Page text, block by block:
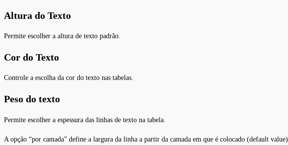
Altura do Texto
Permite escolher a altura de texto padrão.
Cor do Texto
Controle a escolha da cor do texto nas tabelas.
Peso do texto
Permite escolher a espessura das linhas de texto na tabela.
A opção “por camada” define a largura da linha a partir da camada em que é colocado (default value).